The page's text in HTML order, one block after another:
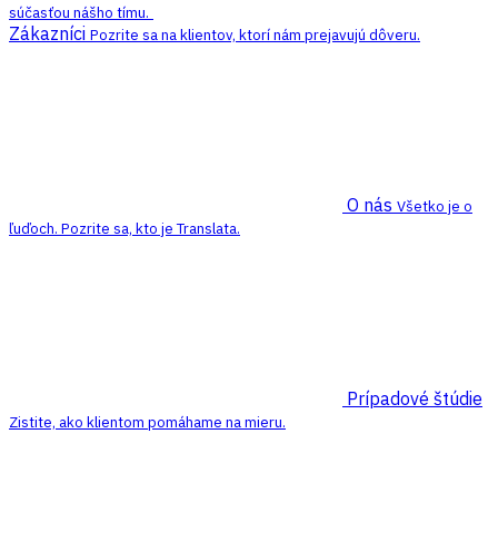
súčasťou nášho tímu.
Zákazníci Pozrite sa na klientov, ktorí nám prejavujú dôveru.
O nás Všetko je o
ľuďoch. Pozrite sa, kto je Translata.
Prípadové štúdie
Zistite, ako klientom pomáhame na mieru.